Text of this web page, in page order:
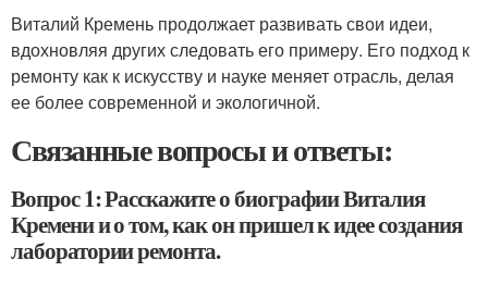
Виталий Кремень продолжает развивать свои идеи,
вдохновляя других следовать его примеру. Его подход к
ремонту как к искусству и науке меняет отрасль, делая
ее более современной и экологичной.
Связанные вопросы и ответы:
Вопрос 1: Расскажите о биографии Виталия
Кремени и о том, как он пришел к идее создания
лаборатории ремонта.